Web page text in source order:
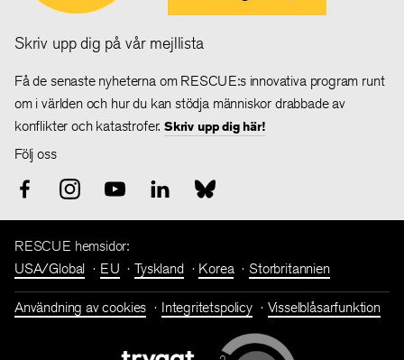
Skriv upp dig på vår mejllista
Få de senaste nyheterna om RESCUE:s innovativa program runt
om i världen och hur du kan stödja människor drabbade av
konflikter och katastrofer. Skriv upp dig här!
Följ oss
RESCUE hemsidor:
USA/Global
EU Tyskland Korea Storbritannien
Användning av cookies Integritetspolicy Visselblåsarfunktion